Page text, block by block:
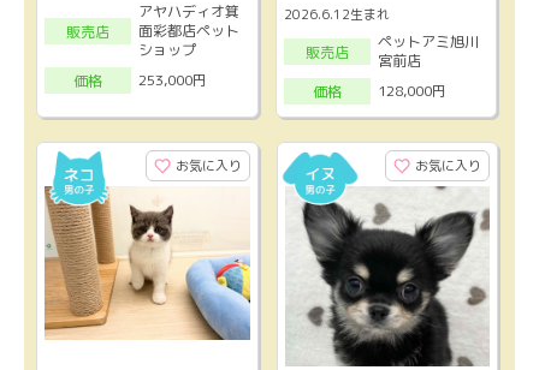
販売店
アヤハディオ箕
面彩都店ペット
ショップ
価格
253,000円
2026.6.12生まれ
販売店
ペットアミ旭川
宮前店
価格
128,000円
お気に入り お気に入り